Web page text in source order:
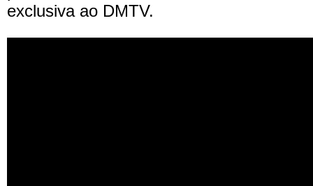
exclusiva ao DMTV.